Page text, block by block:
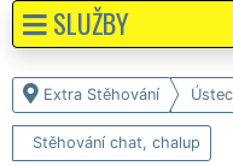
Extra Stěhování
Stěhování chat, chalup
SLUŽBY